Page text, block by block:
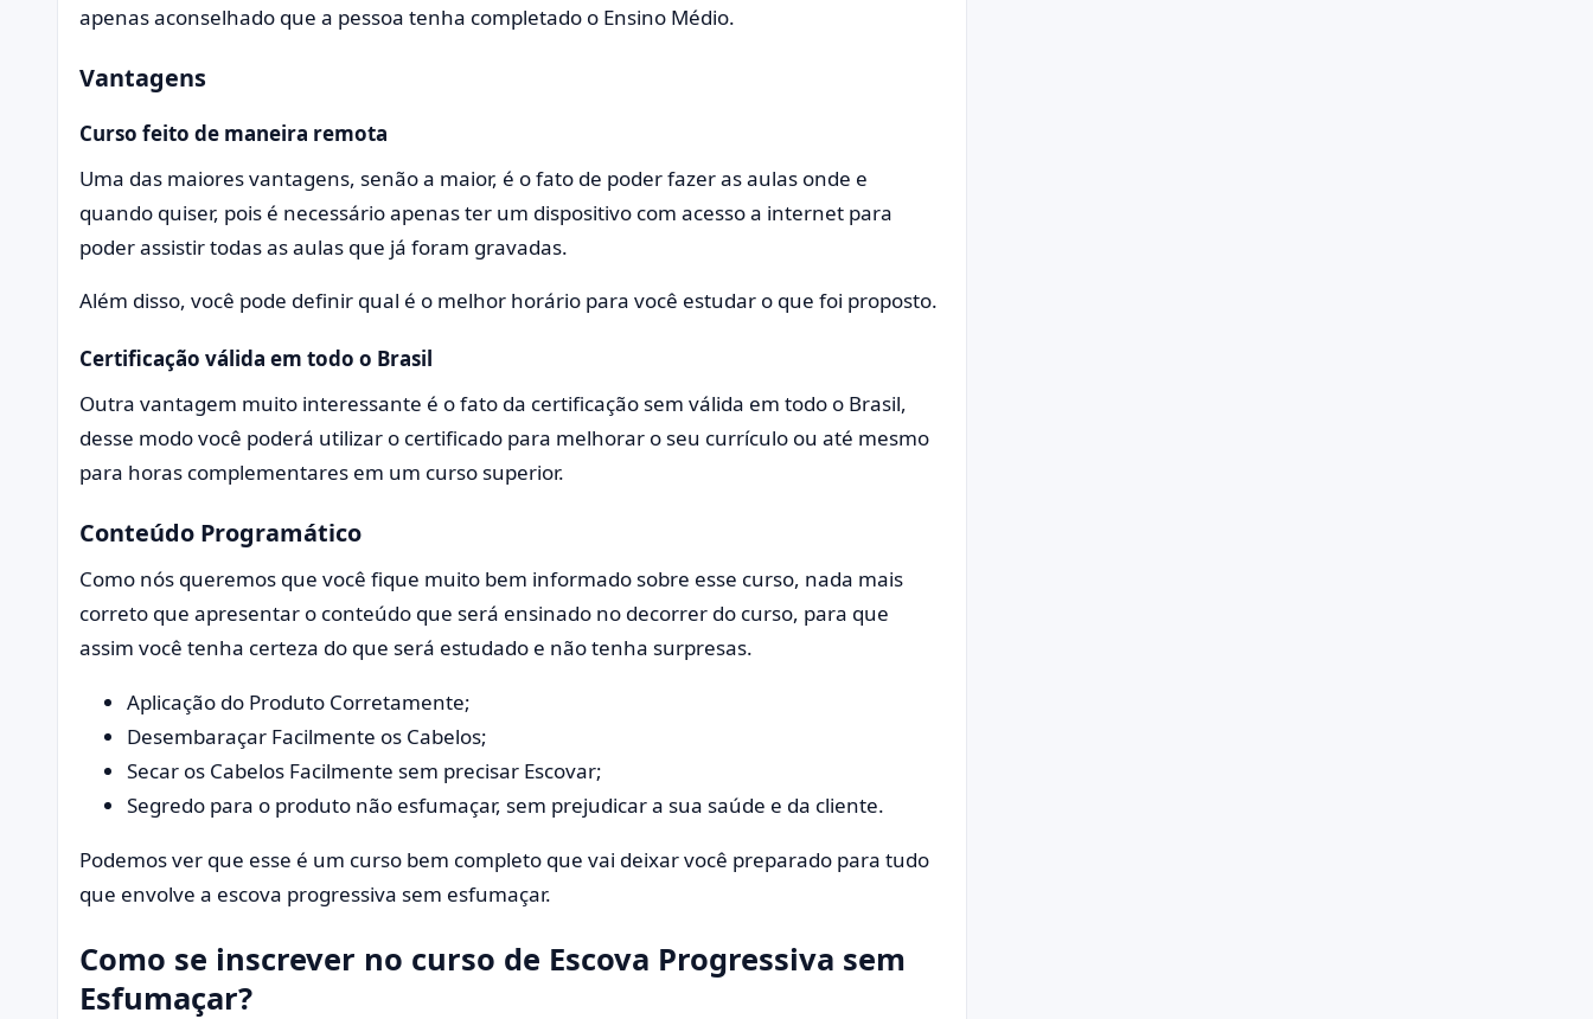
apenas aconselhado que a pessoa tenha completado o Ensino Médio.
Vantagens
Curso feito de maneira remota
Uma das maiores vantagens, senão a maior, é o fato de poder fazer as aulas onde e
quando quiser, pois é necessário apenas ter um dispositivo com acesso a internet para
poder assistir todas as aulas que já foram gravadas.
Além disso, você pode definir qual é o melhor horário para você estudar o que foi proposto.
Certificação válida em todo o Brasil
Outra vantagem muito interessante é o fato da certificação sem válida em todo o Brasil,
desse modo você poderá utilizar o certificado para melhorar o seu currículo ou até mesmo
para horas complementares em um curso superior.
Conteúdo Programático
Como nós queremos que você fique muito bem informado sobre esse curso, nada mais
correto que apresentar o conteúdo que será ensinado no decorrer do curso, para que
assim você tenha certeza do que será estudado e não tenha surpresas.
Aplicação do Produto Corretamente;
Desembaraçar Facilmente os Cabelos;
Secar os Cabelos Facilmente sem precisar Escovar;
Segredo para o produto não esfumaçar, sem prejudicar a sua saúde e da cliente.
Podemos ver que esse é um curso bem completo que vai deixar você preparado para tudo
que envolve a escova progressiva sem esfumaçar.
Como se inscrever no curso de Escova Progressiva sem
Esfumaçar?